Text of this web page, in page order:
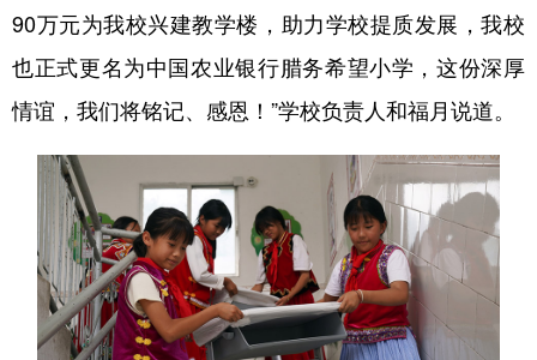
90万元为我校兴建教学楼，助力学校提质发展，我校
也正式更名为中国农业银行腊务希望小学，这份深厚
情谊，我们将铭记、感恩！”学校负责人和福月说道。